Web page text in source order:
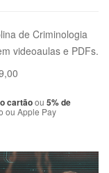
de Criminologia
videoaulas e PDFs.
cartãoou 5% de
ou Apple Pay